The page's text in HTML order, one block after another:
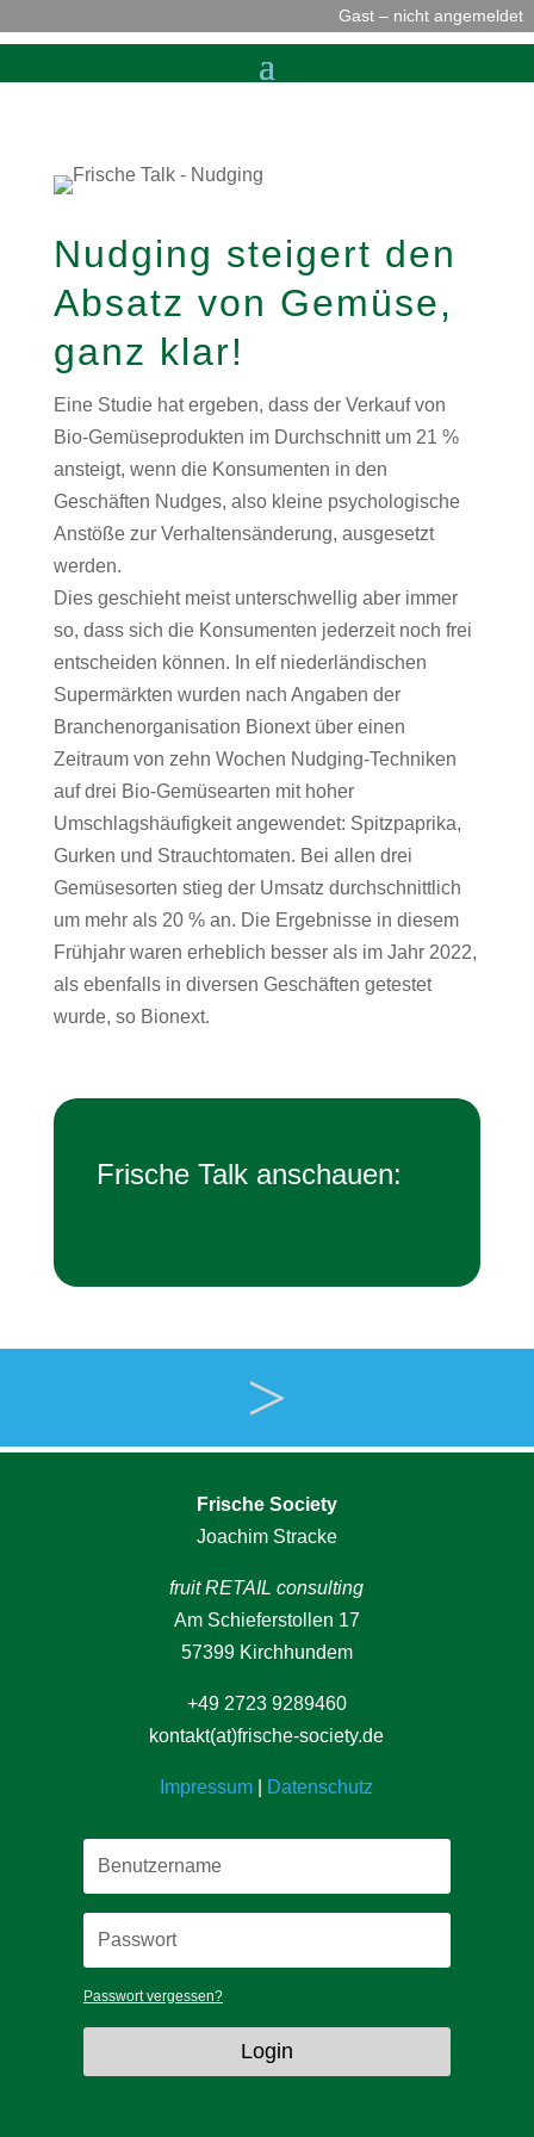
Gast – nicht angemeldet
Nudging steigert den
Absatz von Gemüse,
ganz klar!
Eine Studie hat ergeben, dass der Verkauf von
Bio-Gemüseprodukten im Durchschnitt um 21 %
ansteigt, wenn die Konsumenten in den
Geschäften Nudges, also kleine psychologische
Anstöße zur Verhaltensänderung, ausgesetzt
werden.
Dies geschieht meist unterschwellig aber immer
so, dass sich die Konsumenten jederzeit noch frei
entscheiden können. In elf niederländischen
Supermärkten wurden nach Angaben der
Branchenorganisation Bionext über einen
Zeitraum von zehn Wochen Nudging-Techniken
auf drei Bio-Gemüsearten mit hoher
Umschlagshäufigkeit angewendet: Spitzpaprika,
Gurken und Strauchtomaten. Bei allen drei
Gemüsesorten stieg der Umsatz durchschnittlich
um mehr als 20 % an. Die Ergebnisse in diesem
Frühjahr waren erheblich besser als im Jahr 2022,
als ebenfalls in diversen Geschäften getestet
wurde, so Bionext.
Frische Talk anschauen:
>
Frische Society
Joachim Stracke
fruit RETAIL consulting
Am Schieferstollen 17
57399 Kirchhundem
+49 2723 9289460
kontakt(at)frische-society.de
Impressum Datenschutz
Passwort vergessen?
Login